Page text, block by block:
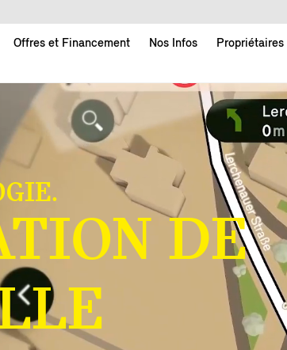
Offres et Financement Nos Infos
Propriétaires
DE